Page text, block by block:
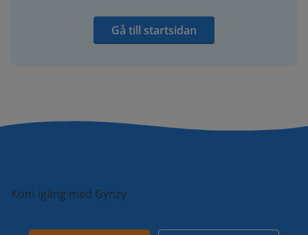
Gå till startsidan
Kom igång med Gynzy